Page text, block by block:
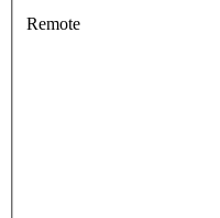
Remote